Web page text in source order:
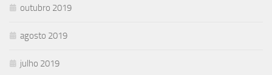
outubro 2019
agosto 2019
julho 2019